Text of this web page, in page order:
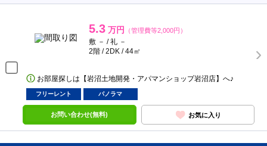
東北本線 岩沼駅/徒歩16分
宮城県岩沼市相の原２丁目 5-30
2階建 / 築24年
5.3万円 （管理費等2,000円）
敷 － / 礼 －